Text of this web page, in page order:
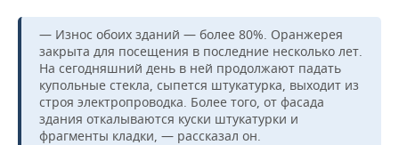
— Износ обоих зданий — более 80%. Оранжерея
закрыта для посещения в последние несколько лет.
На сегодняшний день в ней продолжают падать
купольные стекла, сыпется штукатурка, выходит из
строя электропроводка. Более того, от фасада
здания откалываются куски штукатурки и
фрагменты кладки, — рассказал он.